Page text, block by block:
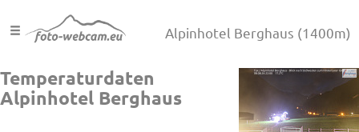
Alpinhotel Berghaus (1400m)
Temperaturdaten
Alpinhotel Berghaus